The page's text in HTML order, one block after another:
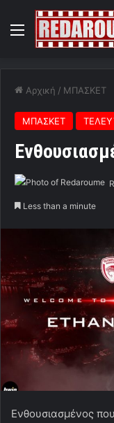
Menu
Αρχική / ΜΠΑΣΚΕΤ
ΜΠΑΣΚΕΤ
Less than a minute
Ενθουσιασμένος